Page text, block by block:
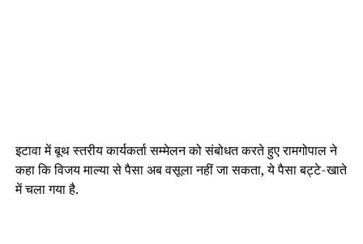
इटावा में बूथ स्तरीय कार्यकर्ता सम्मेलन को संबोधत करते हुए रामगोपाल ने
कहा कि विजय माल्या से पैसा अब वसूला नहीं जा सकता, ये पैसा बट्टे-खाते
में चला गया है.